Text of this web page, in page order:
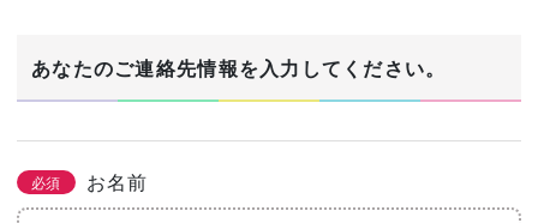
あなたのご連絡先情報を入力してください。
必須 お名前